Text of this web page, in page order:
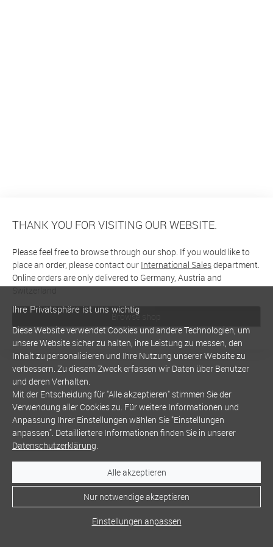
THANK YOU FOR VISITING OUR WEBSITE.
Please feel free to browse through our shop. If you would like to
place an order, please contact our International Salesdepartment.
Online orders are only delivered to Germany, Austria and
Switzerland
Browse shop
Ihre Privatsphäre ist uns wichtig
Diese Website verwendet Cookies und andere Technologien, um
unsere Website sicher zu halten, ihre Leistung zu messen, den
Inhalt zu personalisieren und Ihre Nutzung unserer Website zu
verbessern. Zu diesem Zweck erfassen wir Daten über Benutzer
und deren Verhalten.
Mit der Entscheidung für "Alle akzeptieren" stimmen Sie der
Verwendung aller Cookies zu. Für weitere Informationen und
Anpassung Ihrer Einstellungen wählen Sie "Einstellungen
anpassen". Detailliertere Informationen finden Sie in unserer
Datenschutzerklärung.
Alle akzeptieren
Nur notwendige akzeptieren
Einstellungen anpassen